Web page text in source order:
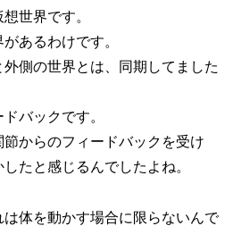
世界です。
あるわけです。
側の世界とは、同期してました
バックです。
からのフィードバックを受け
たと感じるんでしたよね。
体を動かす場合に限らないんで